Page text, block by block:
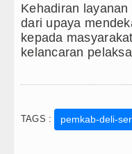
Kehadiran
dari upaya
kepada
kelancaran
TAGS : pemkab-deli-